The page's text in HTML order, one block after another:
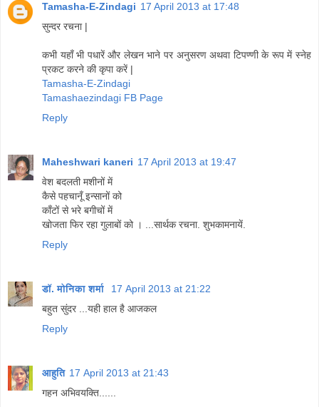
Tamasha-E-Zindagi 17 April 2013 at 17:48
सुन्दर रचना |
कभी यहाँ भी पधारें और लेखन भाने पर अनुसरण अथवा टिपण्णी के रूप में स्नेह
प्रकट करने की कृपा करें |
Tamasha-E-Zindagi
Tamashaezindagi FB Page
Reply
Maheshwari kaneri 17 April 2013 at 19:47
वेश बदलती मशीनों में
कैसे पहचानूँ इन्सानों को
काँटों से भरे बगीचों में
खोजता फिर रहा गुलाबों को । ...सार्थक रचना. शुभकामनायें.
Reply
डॉ. मोनिका शर्मा
17 April 2013 at 21:22
बहुत सुंदर ...यही हाल है आजकल
Reply
आहुति 17 April 2013 at 21:43
गहन अभिवयक्ति......